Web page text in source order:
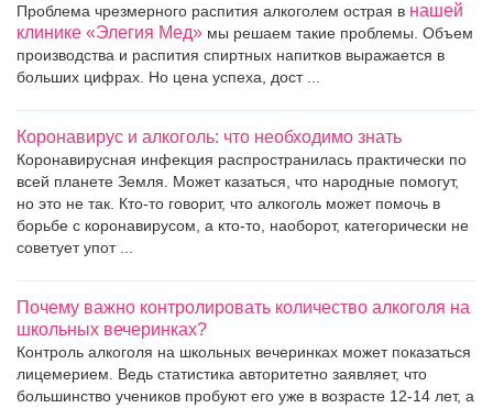
Проблема чрезмерного распития алкоголем острая в нашей
клинике «Элегия Мед» мы решаем такие проблемы. Объем
производства и распития спиртных напитков выражается в
больших цифрах. Но цена успеха, дост ...
Коронавирус и алкоголь: что необходимо знать
Коронавирусная инфекция распространилась практически по
всей планете Земля. Может казаться, что народные помогут,
но это не так. Кто-то говорит, что алкоголь может помочь в
борьбе с коронавирусом, а кто-то, наоборот, категорически не
советует упот ...
Почему важно контролировать количество алкоголя на
школьных вечеринках?
Контроль алкоголя на школьных вечеринках может показаться
лицемерием. Ведь статистика авторитетно заявляет, что
большинство учеников пробуют его уже в возрасте 12-14 лет, а